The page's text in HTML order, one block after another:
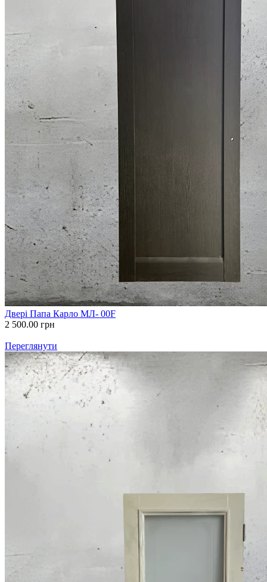
Двері Папа Карло МЛ- 00F
2 500.00 грн
Переглянути